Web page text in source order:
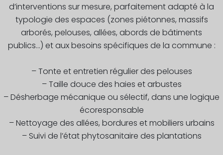
d’interventions sur mesure, parfaitement adapté à la
typologie des espaces (zones piétonnes, massifs
arborés, pelouses, allées, abords de bâtiments
publics…) et aux besoins spécifiques de la commune :
– Tonte et entretien régulier des pelouses
– Taille douce des haies et arbustes
– Désherbage mécanique ou sélectif, dans une logique
écoresponsable
– Nettoyage des allées, bordures et mobiliers urbains
– Suivi de l’état phytosanitaire des plantations